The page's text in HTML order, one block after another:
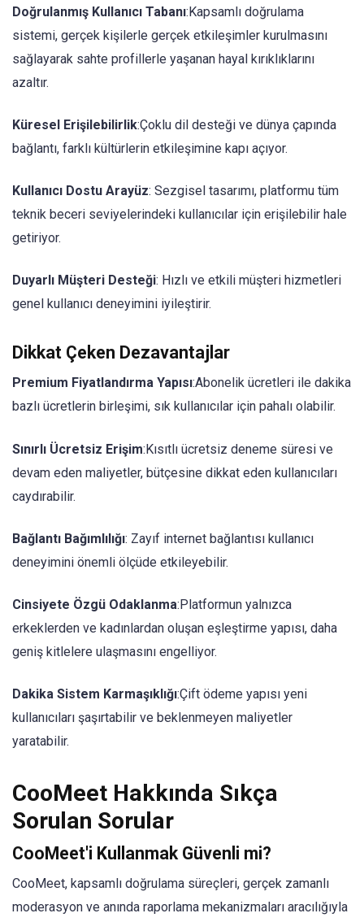
Doğrulanmış Kullanıcı Tabanı:Kapsamlı doğrulama
sistemi, gerçek kişilerle gerçek etkileşimler kurulmasını
sağlayarak sahte profillerle yaşanan hayal kırıklıklarını
azaltır.
Küresel Erişilebilirlik:Çoklu dil desteği ve dünya çapında
bağlantı, farklı kültürlerin etkileşimine kapı açıyor.
Kullanıcı Dostu Arayüz: Sezgisel tasarımı, platformu tüm
teknik beceri seviyelerindeki kullanıcılar için erişilebilir hale
getiriyor.
Duyarlı Müşteri Desteği: Hızlı ve etkili müşteri hizmetleri
genel kullanıcı deneyimini iyileştirir.
Dikkat Çeken Dezavantajlar
Premium Fiyatlandırma Yapısı:Abonelik ücretleri ile dakika
bazlı ücretlerin birleşimi, sık kullanıcılar için pahalı olabilir.
Sınırlı Ücretsiz Erişim:Kısıtlı ücretsiz deneme süresi ve
devam eden maliyetler, bütçesine dikkat eden kullanıcıları
caydırabilir.
Bağlantı Bağımlılığı: Zayıf internet bağlantısı kullanıcı
deneyimini önemli ölçüde etkileyebilir.
Cinsiyete Özgü Odaklanma:Platformun yalnızca
erkeklerden ve kadınlardan oluşan eşleştirme yapısı, daha
geniş kitlelere ulaşmasını engelliyor.
Dakika Sistem Karmaşıklığı:Çift ödeme yapısı yeni
kullanıcıları şaşırtabilir ve beklenmeyen maliyetler
yaratabilir.
CooMeet Hakkında Sıkça
Sorulan Sorular
CooMeet'i Kullanmak Güvenli mi?
CooMeet, kapsamlı doğrulama süreçleri, gerçek zamanlı
moderasyon ve anında raporlama mekanizmaları aracılığıyla